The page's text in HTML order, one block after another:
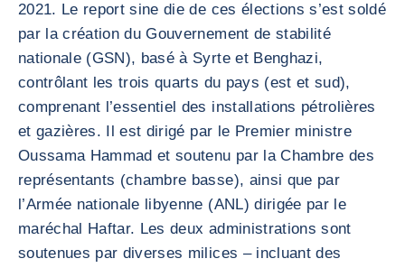
2021. Le report sine die de ces élections s’est soldé
par la création du Gouvernement de stabilité
nationale (GSN), basé à Syrte et Benghazi,
contrôlant les trois quarts du pays (est et sud),
comprenant l’essentiel des installations pétrolières
et gazières. Il est dirigé par le Premier ministre
Oussama Hammad et soutenu par la Chambre des
représentants (chambre basse), ainsi que par
l’Armée nationale libyenne (ANL) dirigée par le
maréchal Haftar. Les deux administrations sont
soutenues par diverses milices – incluant des